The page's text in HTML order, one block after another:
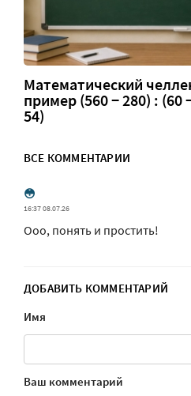
Математический
пример (560 − 280) : (60
54)
ВСЕ КОММЕНТАРИИ
😳
16:37 08.07.26
Ооо, понять и простить!
ДОБАВИТЬ КОММЕНТАРИЙ
Имя
Ваш комментарий